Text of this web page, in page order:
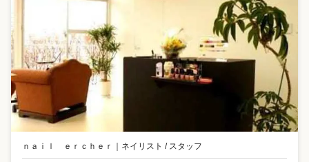
ｎａｉｌ ｅｒｃｈｅｒ ネイリスト / スタッフ